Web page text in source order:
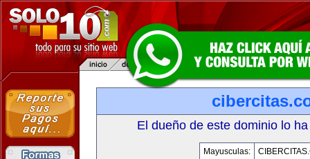
El dueño de este dominio lo
Mayusculas: